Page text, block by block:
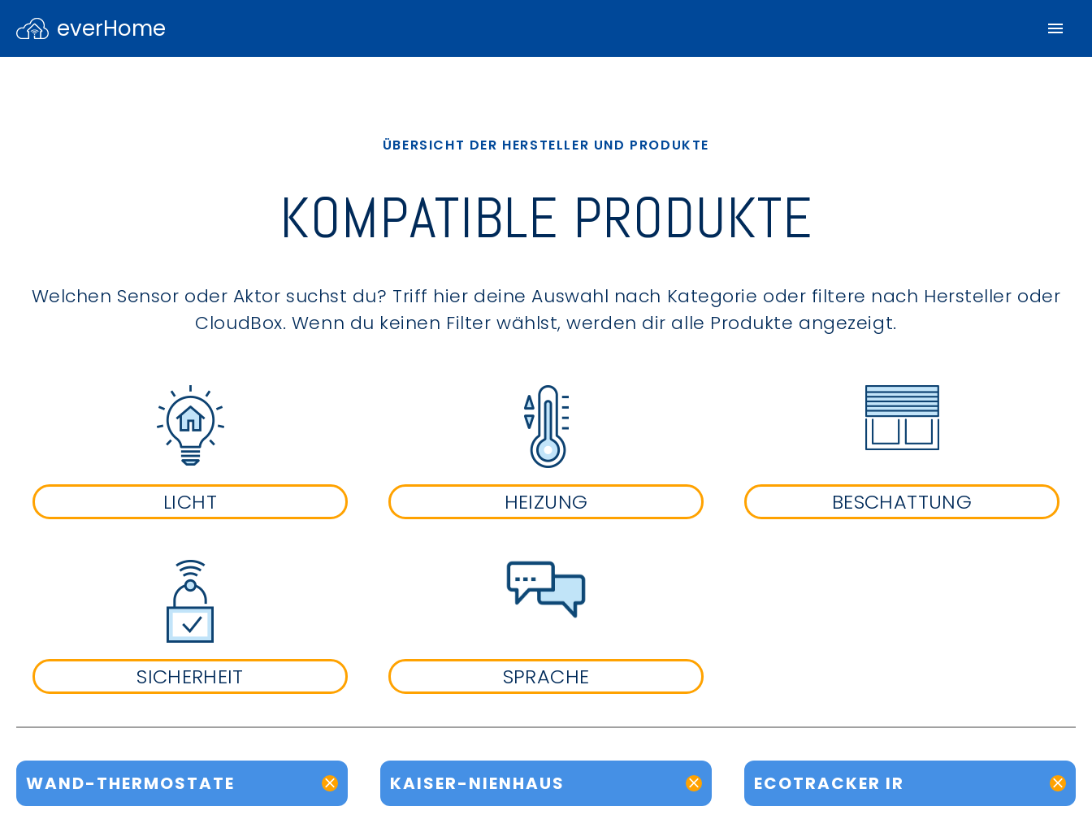
everHome
ÜBERSICHT DER HERSTELLER UND PRODUKTE
KOMPATIBLE PRODUKTE
Welchen Sensor oder Aktor suchst du? Triff hier deine Auswahl nach Kategorie oder filtere nach Hersteller oder
CloudBox. Wenn du keinen Filter wählst, werden dir alle Produkte angezeigt.
LICHT HEIZUNG BESCHATTUNG
SICHERHEIT SPRACHE
WAND-THERMOSTATE KAISER-NIENHAUS ECOTRACKER IR